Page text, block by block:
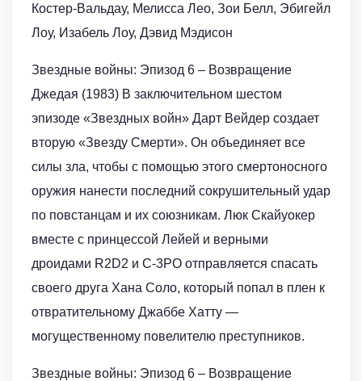
Костер-Вальдау, Мелисса Лео, Зои Белл, Эбигейл
Лоу, Изабель Лоу, Дэвид Мэдисон
Звездные войны: Эпизод 6 – Возвращение
Джедая (1983) В заключительном шестом
эпизоде «Звездных войн» Дарт Вейдер создает
вторую «Звезду Смерти». Он объединяет все
силы зла, чтобы с помощью этого смертоносного
оружия нанести последний сокрушительный удар
по повстанцам и их союзникам. Люк Скайуокер
вместе с принцессой Лейей и верными
дроидами R2D2 и C-3PO отправляется спасать
своего друга Хана Соло, который попал в плен к
отвратительному Джаббе Хатту —
могущественному повелителю преступников.
Звездные войны: Эпизод 6 – Возвращение